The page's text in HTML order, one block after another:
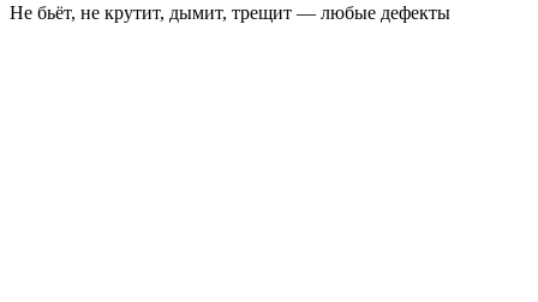
Не бьёт, не крутит, дымит, трещит — любые дефекты